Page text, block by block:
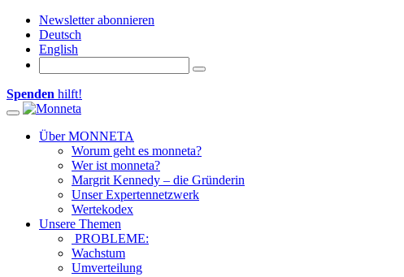
Newsletter abonnieren
Deutsch
English
Spenden hilft!
Toggle navigation
Über MONNETA
Worum geht es monneta?
Wer ist monneta?
Margrit Kennedy – die Gründerin
Unser Expertennetzwerk
Wertekodex
Unsere Themen
PROBLEME:
Wachstum
Umverteilung